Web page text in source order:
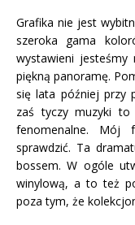
Grafika nie jest
szeroka gama
wystawieni
piękną panoramę.
się lata później przy
zaś tyczy muzyki
fenomenalne. Mój
sprawdzić. Ta
bossem. W ogóle
winylową, a to też
poza tym, że